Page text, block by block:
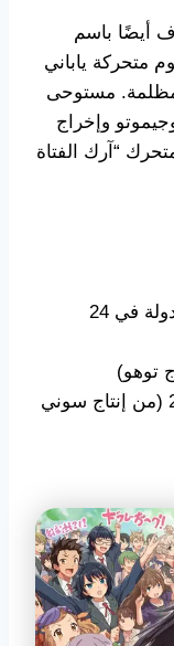
أيضًا باسم
متحركة ياباني
مستوحى
وإخراج
“آرك الفتاة
عالميًا: سيُعرض في أكثر من 80 دولة في 24
الولايات المتحدة: 29 أكتوبر 2025 (من إنتاج سوني